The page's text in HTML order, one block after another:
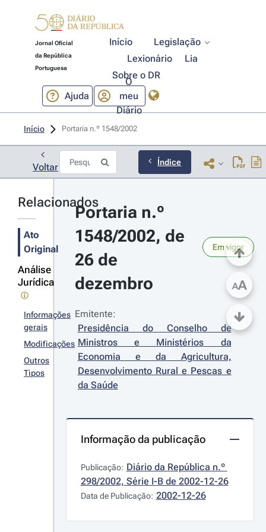
Jornal Oficial
da República
Portuguesa
Início
Legislação
Lexionário
Lia
Sobre o DR
Ajuda
O
meu
Diário
Início Portaria n.º 1548/2002
Voltar Índice
Relacionados
Ato
Original
Análise
Jurídica
Informações
gerais
Modificações
Outros
Tipos
Portaria n.º
1548/2002, de
26 de
dezembro
Em vigor
Emitente:
Presidência do Conselho de
Ministros e Ministérios da
Economia e da Agricultura,
Desenvolvimento Rural e Pescas e
da Saúde
Informação da publicação
Publicação: Diário da República n.º
298/2002, Série I-B de 2002-12-26
Data de Publicação: 2002-12-26
AA